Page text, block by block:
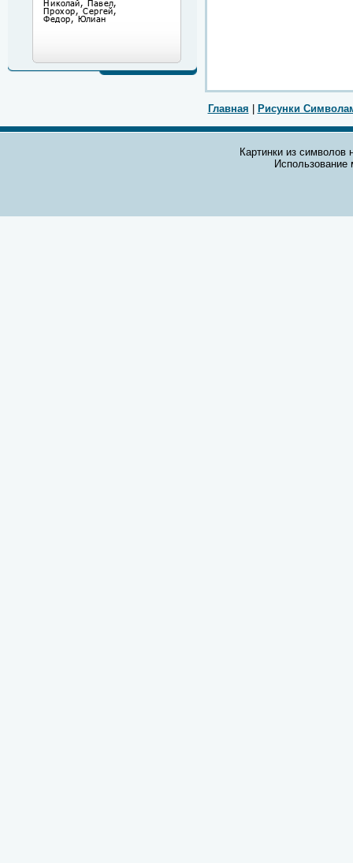
Главная Рисунки
Картинки из символов
Использование